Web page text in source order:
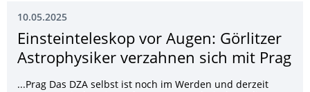
10.05.2025
Einsteinteleskop vor Augen: Görlitzer
Astrophysiker verzahnen sich mit Prag
...Prag Das DZA selbst ist noch im Werden und derzeit